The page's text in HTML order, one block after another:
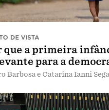
DE VISTA
que a primeira
para a
Barbosa e Catarina Ianni